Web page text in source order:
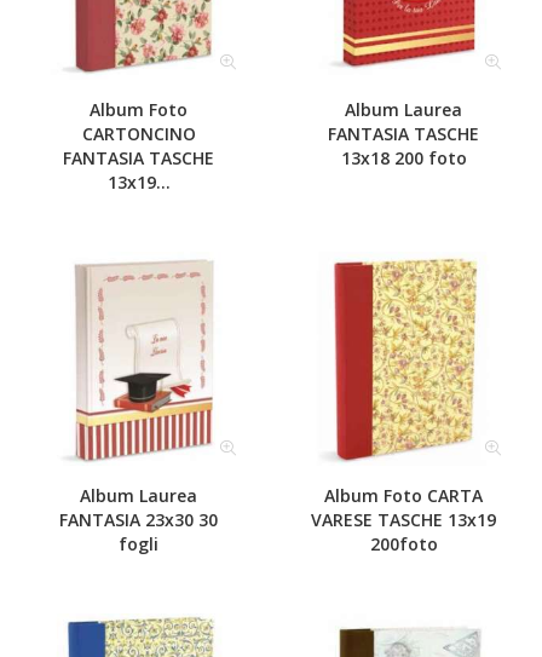
Album Foto
CARTONCINO
FANTASIA TASCHE
13x19...
Album Laurea
FANTASIA TASCHE
13x18 200 foto
Album Laurea
FANTASIA 23x30 30
fogli
Album Foto CARTA
VARESE TASCHE 13x19
200foto